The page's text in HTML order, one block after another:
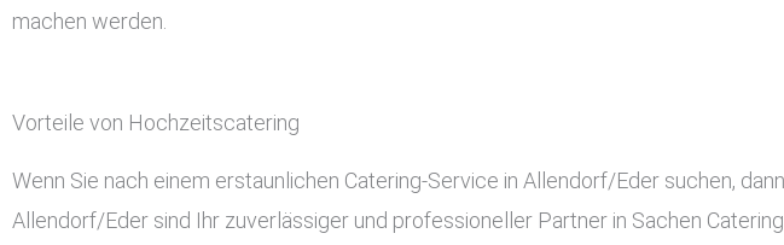
machen werden.
Vorteile von Hochzeitscatering
Wenn Sie nach einem erstaunlichen Catering-Service in Allendorf/Eder suchen,
Allendorf/Eder sind Ihr zuverlässiger und professioneller Partner in Sachen